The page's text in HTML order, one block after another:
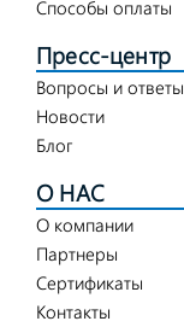
Способы оплаты
Пресс-центр
Вопросы и ответы
Новости
Блог
О НАС
О компании
Партнеры
Сертификаты
Контакты